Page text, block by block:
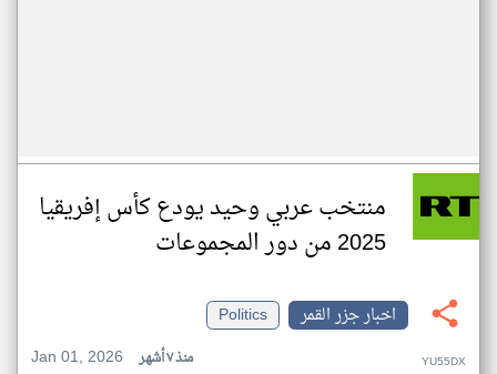
منتخب عربي وحيد يودع كأس إفريقيا
2025 من دور المجموعات
اخبار جزر القمر
Politics
Jan 01, 2026
منذ ٧ أشهر YU55DX